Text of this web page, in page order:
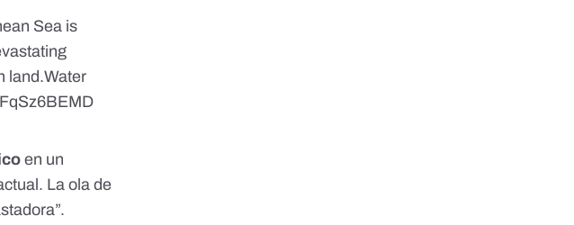
Sea is
land.Water
en un
La ola de